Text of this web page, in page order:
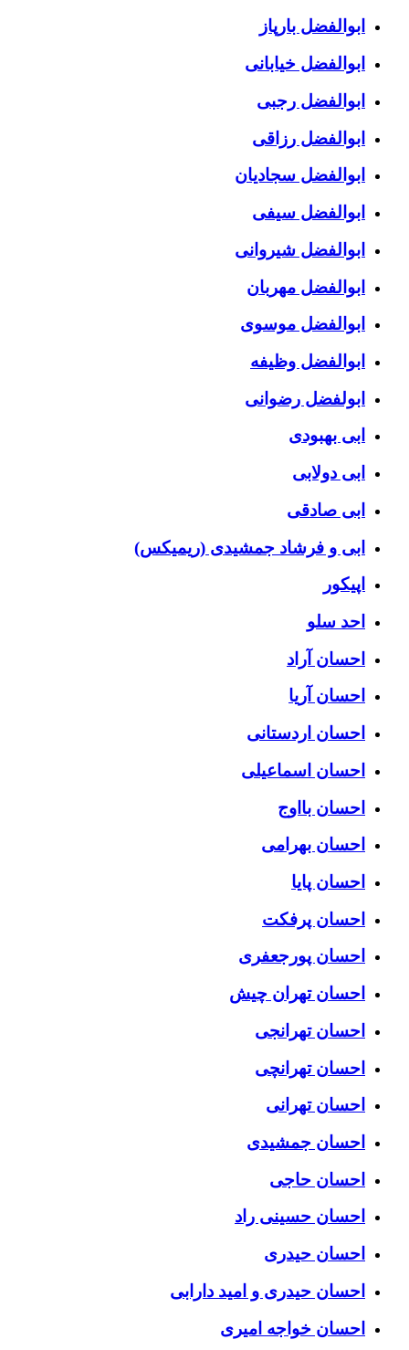
ابوالفضل بارپاز
ابوالفضل خیابانی
ابوالفضل رجبی
ابوالفضل رزاقی
ابوالفضل سجادیان
ابوالفضل سیفی
ابوالفضل شیروانی
ابوالفضل مهربان
ابوالفضل موسوی
ابوالفضل وظیفه
ابولفضل رضوانی
ابی بهبودی
ابی دولابی
ابی صادقی
ابی و فرشاد جمشیدی (ریمیکس)
اپیکور
احد سلو
احسان آراد
احسان آریا
احسان اردستانی
احسان اسماعیلی
احسان بااوج
احسان بهرامی
احسان پایا
احسان پرفکت
احسان پورجعفری
احسان تهران چیش
احسان تهرانجی
احسان تهرانچی
احسان تهرانی
احسان جمشیدی
احسان حاجی
احسان حسینی راد
احسان حیدری
احسان حیدری و امید دارابی
احسان خواجه امیری